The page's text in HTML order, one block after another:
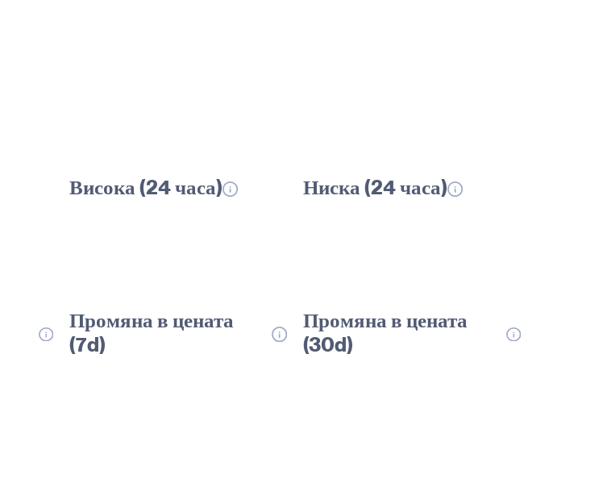
Висока (24 часа) Ниска (24 часа)
Промяна в цената
(7d)
Промяна в цената
(30d)